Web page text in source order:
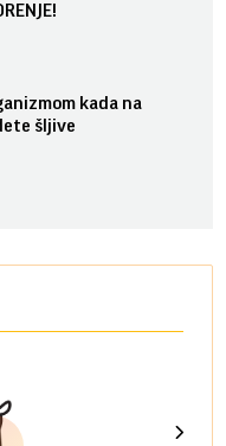
kada na
šljive